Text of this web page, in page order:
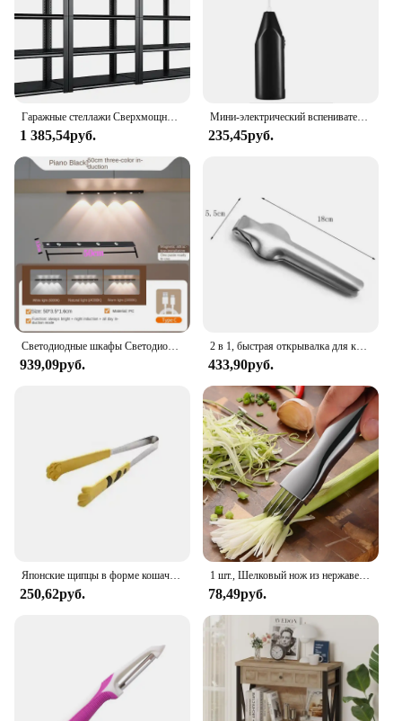
1 385,54руб.
Мини-электрический вспениватель молока, блендер, беспроводной миксер-венчик для кофе, скиммер, ручной миксер для взбивания яиц, миксер для капучино для кухни
235,45руб.
939,09руб.
2 в 1, быстрая открывалка для каштанов из нержавеющей стали, плоскогубцы для грецких орехов, зажим для резки, открывалка для орехов, шелушитель, кухонные инструменты, крекеры для орехов
433,90руб.
250,62руб.
1 шт., Шелковый нож из нержавеющей стали
78,49руб.